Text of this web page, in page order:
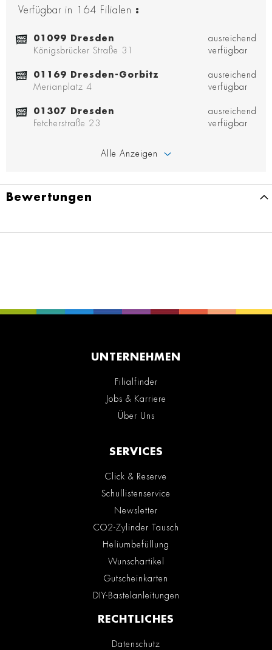
Verfügbar in 164 Filialen :
01099 Dresden
Königsbrücker Straße 31
ausreichend
verfügbar
01169 Dresden-Gorbitz
Merianplatz 4
ausreichend
verfügbar
01307 Dresden
Fetcherstraße 23
ausreichend
verfügbar
Alle Anzeigen
Bewertungen
UNTERNEHMEN
Filialfinder
Jobs & Karriere
Über Uns
SERVICES
Click & Reserve
Schullistenservice
Newsletter
CO2-Zylinder Tausch
Heliumbefüllung
Wunschartikel
Gutscheinkarten
DIY-Bastelanleitungen
RECHTLICHES
Datenschutz